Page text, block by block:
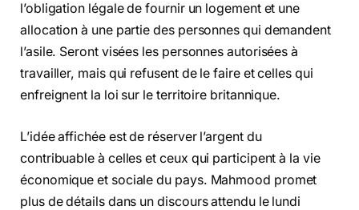
l’obligation légale de fournir un logement et une
allocation à une partie des personnes qui demandent
l’asile. Seront visées les personnes autorisées à
travailler, mais qui refusent de le faire et celles qui
enfreignent la loi sur le territoire britannique.
L’idée affichée est de réserver l’argent du
contribuable à celles et ceux qui participent à la vie
économique et sociale du pays. Mahmood promet
plus de détails dans un discours attendu le lundi